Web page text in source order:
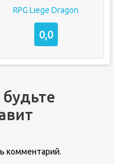
RPG Liege Dragon
0,0
комментарий.